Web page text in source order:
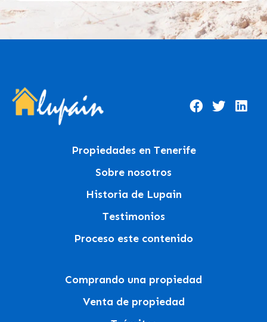
Propiedades en Tenerife
Sobre nosotros
Historia de Lupain
Testimonios
Proceso este contenido
Comprando una propiedad
Venta de propiedad